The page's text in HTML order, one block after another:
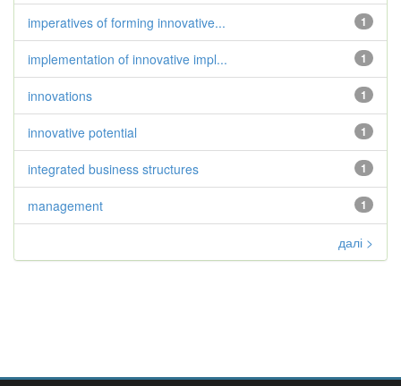
1
imperatives of forming innovative...
1
implementation of innovative impl...
1
innovations
1
innovative potential
1
integrated business structures
1
management
далі >